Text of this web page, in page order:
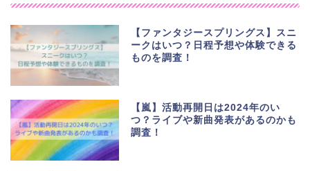
【ファンタジースプリングス】スニ
ークはいつ？日程予想や体験できる
ものを調査！
【嵐】活動再開日は2024年のい
つ？ライブや新曲発表があるのかも
調査！